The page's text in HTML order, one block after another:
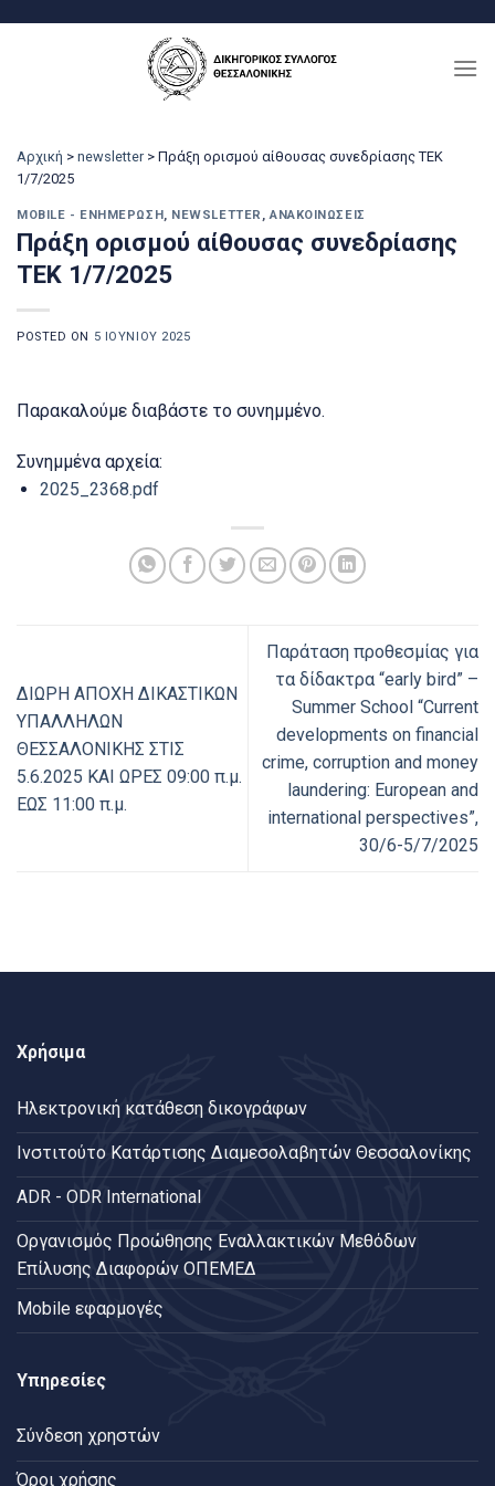
Αρχική > newsletter > Πράξη ορισμού αίθουσας συνεδρίασης ΤΕΚ
1/7/2025
MOBILE - ΕΝΗΜΈΡΩΣΗ, NEWSLETTER ,ΑΝΑΚΟΙΝΏΣΕΙΣ
Πράξη ορισμού αίθουσας συνεδρίασης
ΤΕΚ 1/7/2025
POSTED ON 5 ΙΟΥΝΊΟΥ 2025
Παρακαλούμε διαβάστε το συνημμένο.
Συνημμένα αρχεία:
2025_2368.pdf
ΔΙΩΡΗ ΑΠΟΧΗ ΔΙΚΑΣΤΙΚΩΝ
ΥΠΑΛΛΗΛΩΝ
ΘΕΣΣΑΛΟΝΙΚΗΣ ΣΤΙΣ
5.6.2025 ΚΑΙ ΩΡΕΣ 09:00 π.μ.
ΕΩΣ 11:00 π.μ.
Παράταση προθεσμίας για
τα δίδακτρα “early bird” –
Summer School “Current
developments on financial
crime, corruption and money
laundering: European and
international perspectives”,
30/6-5/7/2025
Χρήσιμα
Ηλεκτρονική κατάθεση δικογράφων
Ινστιτούτο Κατάρτισης Διαμεσολαβητών Θεσσαλονίκης
ADR - ODR International
Oργανισμός Προώθησης Εναλλακτικών Μεθόδων
Επίλυσης Διαφορών ΟΠΕΜΕΔ
Mobile εφαρμογές
Υπηρεσίες
Σύνδεση χρηστών
Όροι χρήσης